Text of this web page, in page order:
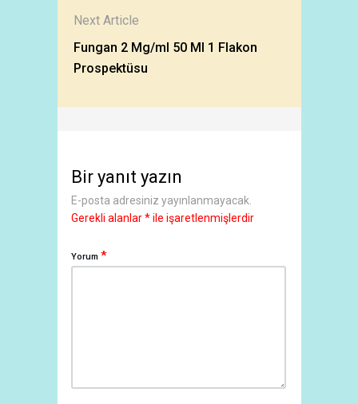
Next Article
Fungan 2 Mg/ml 50 Ml 1 Flakon
Prospektüsu
Bir yanıt yazın
E-posta adresiniz yayınlanmayacak.
Gerekli alanlar*ile işaretlenmişlerdir
Yorum *